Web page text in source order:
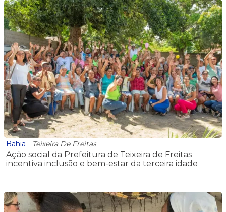
Bahia - Teixeira De Freitas
Ação social da Prefeitura de Teixeira de Freitas
incentiva inclusão e bem-estar da terceira idade